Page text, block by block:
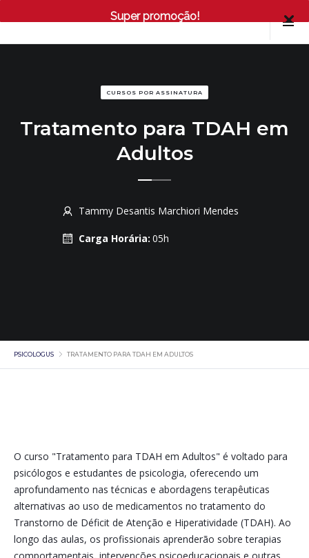
Super promoção!
CURSOS POR ASSINATURA
Tratamento para TDAH em
Adultos
Tammy Desantis Marchiori Mendes
Carga Horária: 05h
PSICOLOGUS TRATAMENTO PARA TDAH EM ADULTOS
O curso "Tratamento para TDAH em Adultos" é voltado para
psicólogos e estudantes de psicologia, oferecendo um
aprofundamento nas técnicas e abordagens terapêuticas
alternativas ao uso de medicamentos no tratamento do
Transtorno de Déficit de Atenção e Hiperatividade (TDAH). Ao
longo das aulas, os profissionais aprenderão sobre terapias